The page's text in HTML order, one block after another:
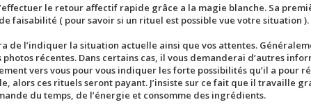
le retour affectif rapide grâce a la magie blanche. Sa
faisabilité ( pour savoir si un rituel est possible vue votre situation ).
de l’indiquer la situation actuelle ainsi que vos attentes.
photos récentes. Dans certains cas, il vous demanderai d’autres
vers vous pour vous indiquer les forte possibilités qu’il a pour
alors ces rituels seront payant. J’insiste sur ce fait que il travaille
du temps, de l’énergie et consomme des ingrédients.